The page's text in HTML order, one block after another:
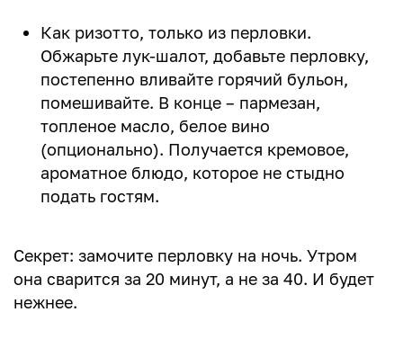
Как ризотто, только из перловки.
Обжарьте лук-шалот, добавьте перловку,
постепенно вливайте горячий бульон,
помешивайте. В конце – пармезан,
топленое масло, белое вино
(опционально). Получается кремовое,
ароматное блюдо, которое не стыдно
подать гостям.
Секрет: замочите перловку на ночь. Утром
она сварится за 20 минут, а не за 40. И будет
нежнее.